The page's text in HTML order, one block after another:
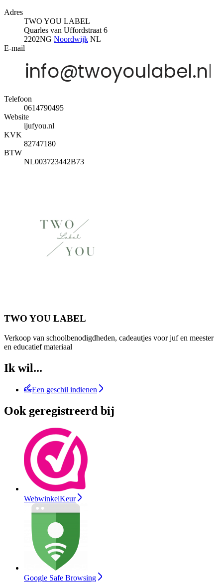
Adres
TWO YOU LABEL
Quarles van Uffordstraat 6
2202NG Noordwijk NL
E-mail
Telefoon
0614790495
Website
ijufyou.nl
KVK
82747180
BTW
NL003723442B73
TWO YOU LABEL
Verkoop van schoolbenodigdheden, cadeautjes voor juf en meester
en educatief materiaal
Ik wil...
Een geschil indienen
Ook geregistreerd bij
WebwinkelKeur
Google Safe Browsing